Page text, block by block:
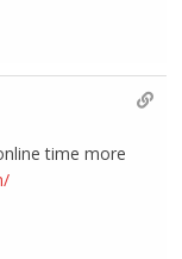
time more